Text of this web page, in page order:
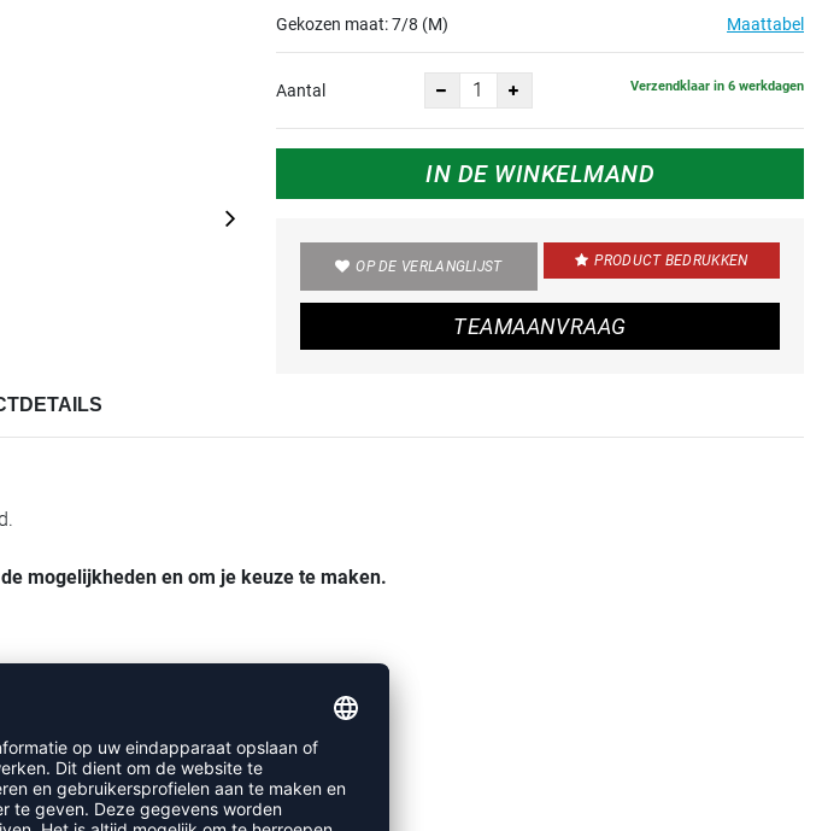
Gekozen maat:7/8 (M) Maattabel
Aantal Verzendklaar in 6 werkdagen
IN DE WINKELMAND
OP DE VERLANGLIJST PRODUCT BEDRUKKEN
TEAMAANVRAAG
mogelijkheden en om je keuze te maken.